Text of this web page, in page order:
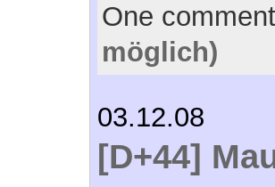
One comment
möglich)
03.12.08
[D+44]